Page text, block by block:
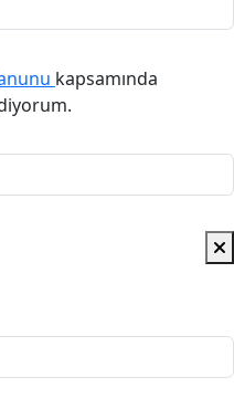
kapsamında